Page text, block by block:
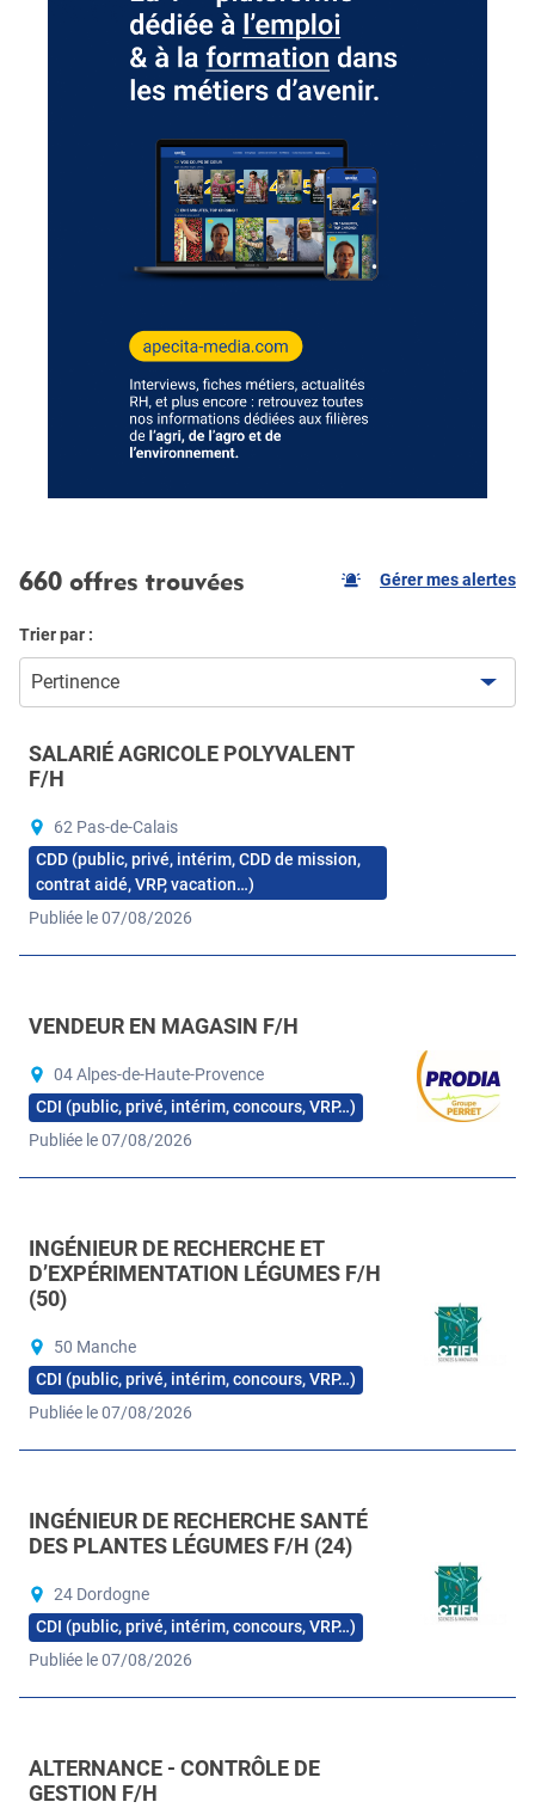
660 offres trouvées Gérer mes alertes
Trier par :
Pertinence
SALARIÉ AGRICOLE POLYVALENT
F/H
62 Pas-de-Calais
CDD (public, privé, intérim, CDD de mission,
contrat aidé, VRP, vacation…)
Publiée le 07/08/2026
VENDEUR EN MAGASIN F/H
04 Alpes-de-Haute-Provence
CDI (public, privé, intérim, concours, VRP…)
Publiée le 07/08/2026
INGÉNIEUR DE RECHERCHE ET
D’EXPÉRIMENTATION LÉGUMES F/H
(50)
50 Manche
CDI (public, privé, intérim, concours, VRP…)
Publiée le 07/08/2026
INGÉNIEUR DE RECHERCHE SANTÉ
DES PLANTES LÉGUMES F/H (24)
24 Dordogne
CDI (public, privé, intérim, concours, VRP…)
Publiée le 07/08/2026
ALTERNANCE - CONTRÔLE DE
GESTION F/H